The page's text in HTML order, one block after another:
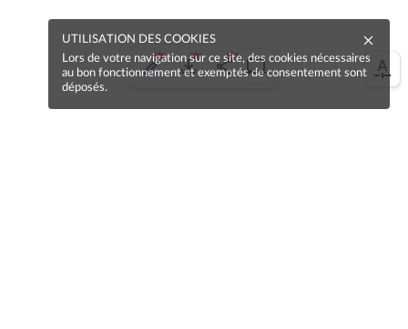
UTILISATION DES COOKIES
Lors de votre navigation sur ce site, des cookies nécessaires
au bon fonctionnement et exemptés de consentement sont
déposés.